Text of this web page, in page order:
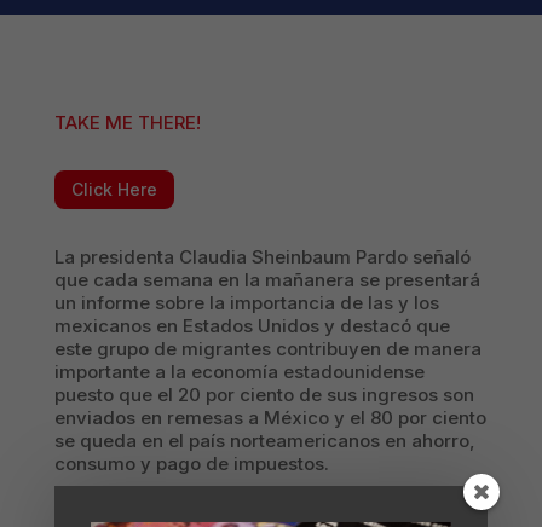
TAKE ME THERE!
Click Here
La presidenta Claudia Sheinbaum Pardo señaló
que cada semana en la mañanera se presentará
un informe sobre la importancia de las y los
mexicanos en Estados Unidos y destacó que
este grupo de migrantes contribuyen de manera
importante a la economía estadounidense
puesto que el 20 por ciento de sus ingresos son
enviados en remesas a México y el 80 por ciento
se queda en el país norteamericanos en ahorro,
consumo y pago de impuestos.